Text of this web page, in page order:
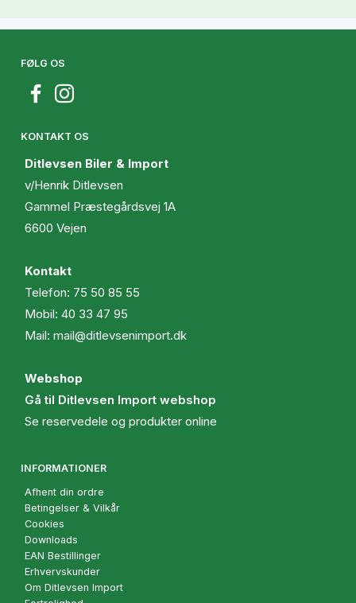
FØLG OS
KONTAKT OS
Ditlevsen Biler & Import
v/Henrik Ditlevsen
Gammel Præstegårdsvej 1A
6600 Vejen
Kontakt
Telefon: 75 50 85 55
Mobil: 40 33 47 95
Mail: mail@ditlevsenimport.dk
Webshop
Gå til Ditlevsen Import webshop
Se reservedele og produkter online
INFORMATIONER
Afhent din ordre
Betingelser & Vilkår
Cookies
Downloads
EAN Bestillinger
Erhvervskunder
Om Ditlevsen Import